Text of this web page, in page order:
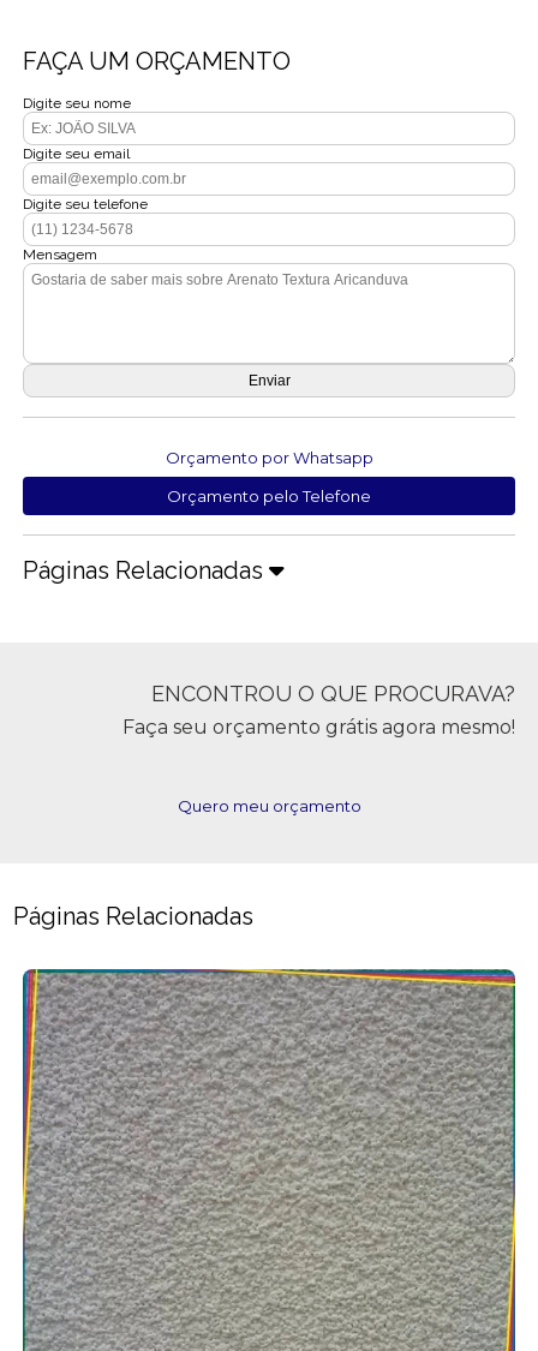
FAÇA UM ORÇAMENTO
Digite seu nome
Digite seu email
Digite seu telefone
Mensagem
Orçamento por Whatsapp
Orçamento pelo Telefone
Páginas Relacionadas
ENCONTROU O QUE PROCURAVA?
Faça seu orçamento grátis agora mesmo!
Quero meu orçamento
Páginas Relacionadas